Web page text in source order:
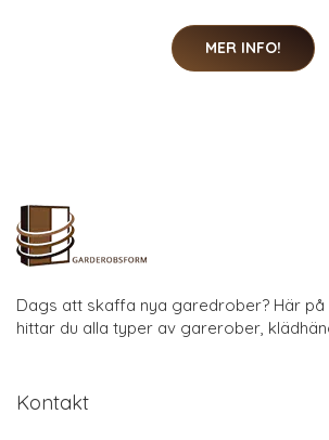
MER INFO!
Dags att skaffa nya garedrober? Här
hittar du alla typer av garerober,
Kontakt